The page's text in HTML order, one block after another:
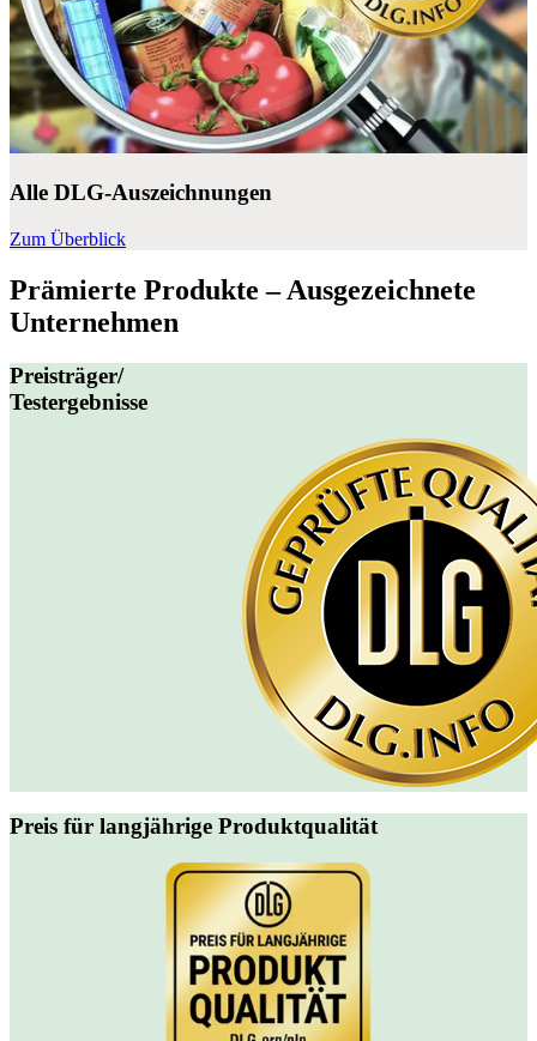
Alle DLG-Auszeichnungen
Zum Überblick
Prämierte Produkte – Ausgezeichnete
Unternehmen
Preisträger/
Testergebnisse
Preis für langjährige Produktqualität